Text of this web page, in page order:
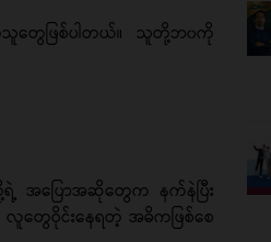
တွေဖြစ်ပါတယ်။ သူတို့ဘ၀ကို
ပြောအဆိုတွေက နက်နဲပြီး
တွေဝိုင်းနေရတဲ့ အဓိကဖြစ်စေ